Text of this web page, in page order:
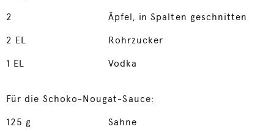
2 Äpfel, in Spalten geschnitten
2 EL Rohrzucker
1 EL Vodka
Für die Schoko-Nougat-Sauce:
125 g Sahne